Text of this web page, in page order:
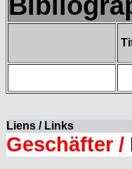
Liens / Links
Geschäfter /